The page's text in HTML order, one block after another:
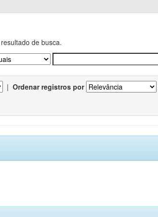
de busca.
| Ordenar registros por